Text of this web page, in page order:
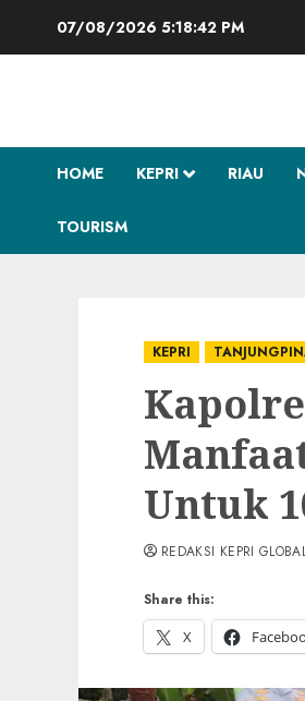
07/08/2026 5:18:43 PM
HOME KEPRI RIAU
TOURISM
KEPRI
Untuk
Share this:
X
REDAKSI KEPRI